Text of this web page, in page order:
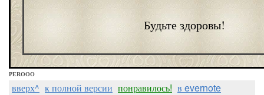
Будьте здоровы!
PEROOO
вверх^ к полной версии понравилось! в evernote